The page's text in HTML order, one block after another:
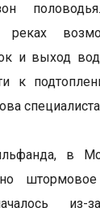
реках
и выход
к
в
штормовое
из-